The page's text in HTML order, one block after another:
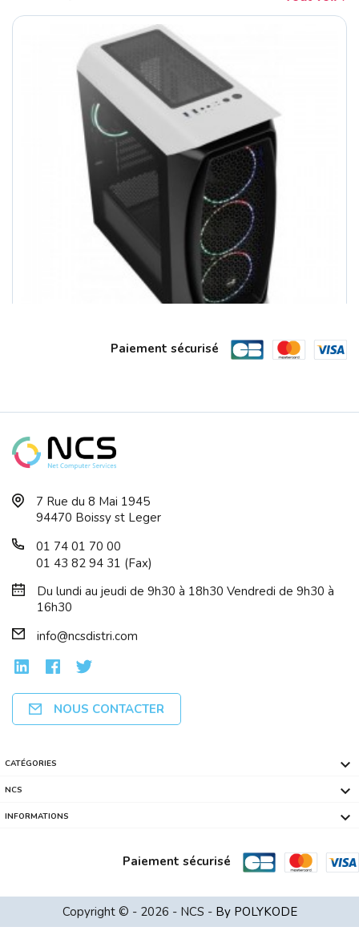
Boitier Cube Micro ATX AEROCOOL Atom...
Paiement sécurisé
7 Rue du 8 Mai 1945
94470 Boissy st Leger
01 74 01 70 00
01 43 82 94 31 (Fax)
Du lundi au jeudi de 9h30 à 18h30 Vendredi de 9h30 à
16h30
info@ncsdistri.com
NOUS CONTACTER
CATÉGORIES 
NCS 
INFORMATIONS 
Paiement sécurisé
Copyright © - 2026 - NCS - By POLYKODE